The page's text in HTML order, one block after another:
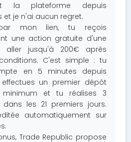
la plateforme depuis
et je n'ai aucun regret.
mon lien, tu reçois
une action gratuite d'une
aller jusqu'à 200€ après
C'est simple : tu
en 5 minutes depuis
un premier dépôt
minimum et tu réalises 3
dans les 21 premiers jours.
automatiquement sur
Trade Republic propose